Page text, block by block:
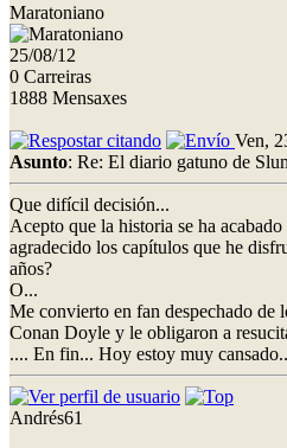
Maratoniano
25/08/12
0 Carreiras
1888 Mensaxes
Ven,
Asunto: Re: El diario gatuno de
Que difícil decisión...
Acepto que la historia se ha
agradecido los capítulos que he
años?
O...
Me convierto en fan despechado de
Conan Doyle y le obligaron a
.... En fin... Hoy estoy muy
Andrés61